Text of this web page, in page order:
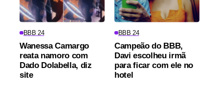
BBB 24
Wanessa Camargo
reata namoro com
Dado Dolabella, diz
site
BBB 24
Campeão do BBB,
Davi escolheu irmã
para ficar com ele no
hotel